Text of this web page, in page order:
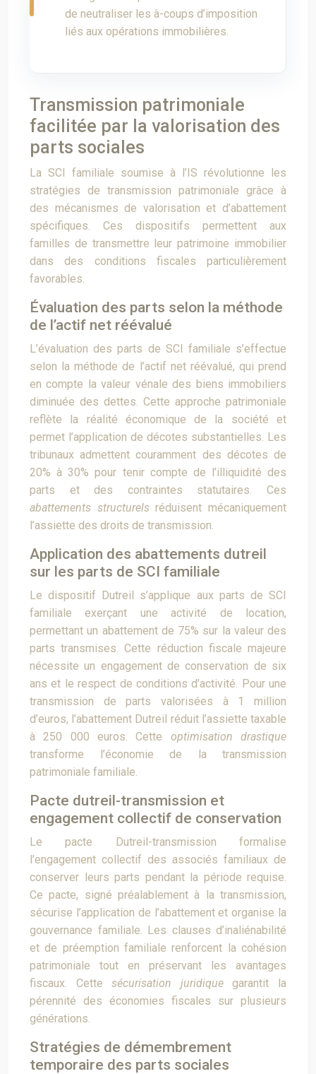
de neutraliser les à-coups d’imposition
liés aux opérations immobilières.
Transmission patrimoniale
facilitée par la valorisation des
parts sociales
La SCI familiale soumise à l’IS révolutionne les
stratégies de transmission patrimoniale grâce à
des mécanismes de valorisation et d’abattement
spécifiques. Ces dispositifs permettent aux
familles de transmettre leur patrimoine immobilier
dans des conditions fiscales particulièrement
favorables.
Évaluation des parts selon la méthode
de l’actif net réévalué
L’évaluation des parts de SCI familiale s’effectue
selon la méthode de l’actif net réévalué, qui prend
en compte la valeur vénale des biens immobiliers
diminuée des dettes. Cette approche patrimoniale
reflète la réalité économique de la société et
permet l’application de décotes substantielles. Les
tribunaux admettent couramment des décotes de
20% à 30% pour tenir compte de l’illiquidité des
parts et des contraintes statutaires. Ces
abattements structurelsréduisent mécaniquement
l’assiette des droits de transmission.
Application des abattements dutreil
sur les parts de SCI familiale
Le dispositif Dutreil s’applique aux parts de SCI
familiale exerçant une activité de location,
permettant un abattement de 75% sur la valeur des
parts transmises. Cette réduction fiscale majeure
nécessite un engagement de conservation de six
ans et le respect de conditions d’activité. Pour une
transmission de parts valorisées à 1 million
d’euros, l’abattement Dutreil réduit l’assiette taxable
à 250 000 euros. Cette optimisation drastique
transforme l’économie de la transmission
patrimoniale familiale.
Pacte dutreil-transmission et
engagement collectif de conservation
Le pacte Dutreil-transmission formalise
l’engagement collectif des associés familiaux de
conserver leurs parts pendant la période requise.
Ce pacte, signé préalablement à la transmission,
sécurise l’application de l’abattement et organise la
gouvernance familiale. Les clauses d’inaliénabilité
et de préemption familiale renforcent la cohésion
patrimoniale tout en préservant les avantages
fiscaux. Cettesécurisation juridiquegarantit la
pérennité des économies fiscales sur plusieurs
générations.
Stratégies de démembrement
temporaire des parts sociales